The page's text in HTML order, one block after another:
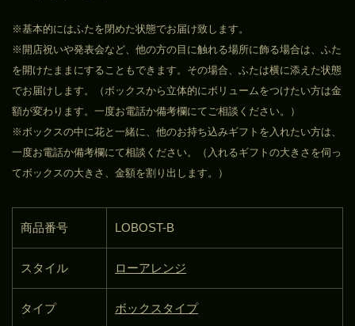
※基本的にはふたを閉めた状態でお届け致します。
※開店祝いや発表会など、他の方の目に触れる場所に飾る場合は、ふた
を開けたままにすることもできます。その場合、ふたは横に添えた状態
でお届けします。（ボックスから立体的にボリュームをつけたい方は金
額が変わります。一度お電話か備考欄にてご相談ください。）
※ボックスの中に花と一緒に、他のお持ち込みギフトを入れたい方は、
一度お電話か備考欄にて相談ください。（入れるギフトの大きさを伺っ
てボックスの大きさ、金額を割り出します。）
商品番号 LOBOST-B
スタイル ローアレンジ
タイプ ボックスタイプ